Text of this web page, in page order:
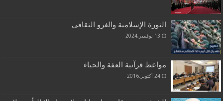
الثورة الإسلامية والغزو الثقافي
13 نوفمبر,2024
مواعظ قرآنية العفة والحياء
24 أكتوبر,2016